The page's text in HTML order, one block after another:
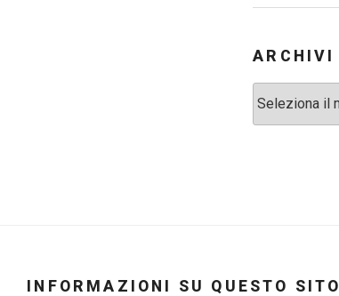
ARCHIVI
INFORMAZIONI SU QUESTO SITO